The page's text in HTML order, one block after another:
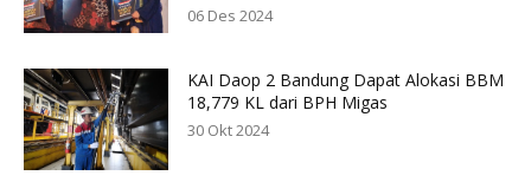
06 Des 2024
KAI Daop 2 Bandung Dapat Alokasi BBM
18,779 KL dari BPH Migas
30 Okt 2024